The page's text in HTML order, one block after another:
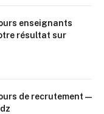
enseignants
résultat sur
de recrutement —